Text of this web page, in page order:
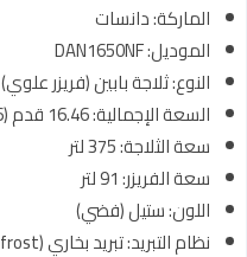
الماركة: دانسات
الموديل: DAN1650NF
النوع: ثلاجة بابين (فريزر علوي)
السعة الإجمالية: 16.46 قدم (466 لتر)
سعة الثلاجة: 375 لتر
سعة الفريزر: 91 لتر
اللون: ستيل (فضي)
نظام التبريد: تبريد بخاري (Defrost)